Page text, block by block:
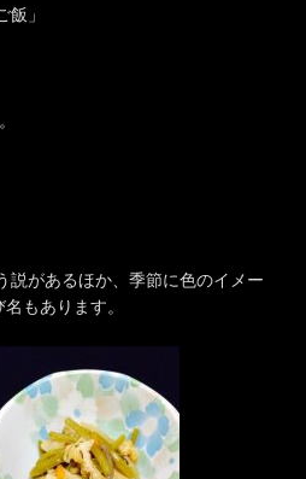
」
説があるほか、季節に色のイメー
もあります。